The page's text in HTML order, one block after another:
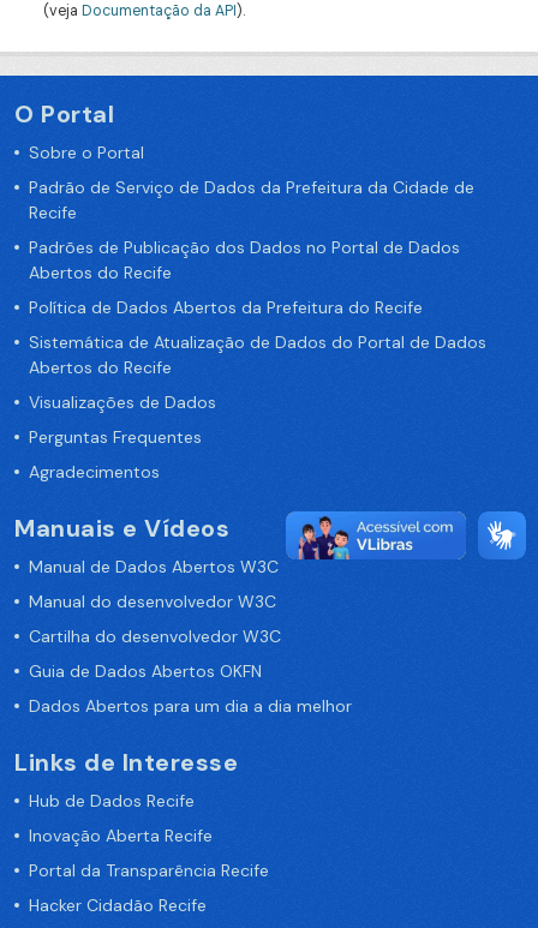
(veja Documentação da API).
O Portal
Sobre o Portal
Padrão de Serviço de Dados da Prefeitura da Cidade de
Recife
Padrões de Publicação dos Dados no Portal de Dados
Abertos do Recife
Política de Dados Abertos da Prefeitura do Recife
Sistemática de Atualização de Dados do Portal de Dados
Abertos do Recife
Visualizações de Dados
Perguntas Frequentes
Agradecimentos
Manuais e Vídeos
Manual de Dados Abertos W3C
Manual do desenvolvedor W3C
Cartilha do desenvolvedor W3C
Guia de Dados Abertos OKFN
Dados Abertos para um dia a dia melhor
Links de Interesse
Hub de Dados Recife
Inovação Aberta Recife
Portal da Transparência Recife
Hacker Cidadão Recife